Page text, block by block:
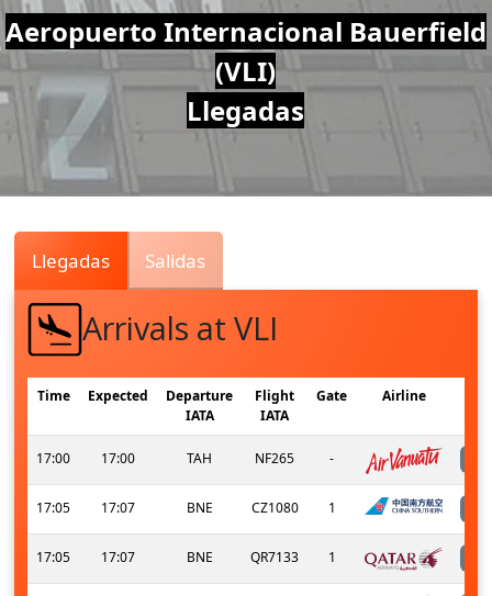
Air
Traffic
Live
Aeropuerto Internacional Bauerfield
(VLI)
Llegadas
Llegadas Salidas
Arrivals at VLI
Time Expected
Departure
IATA
Flight
IATA
Gate Airline
17:00 17:00 TAH NF265 -
17:05 17:07 BNE CZ1080 1
17:05 17:07 BNE QR7133 1